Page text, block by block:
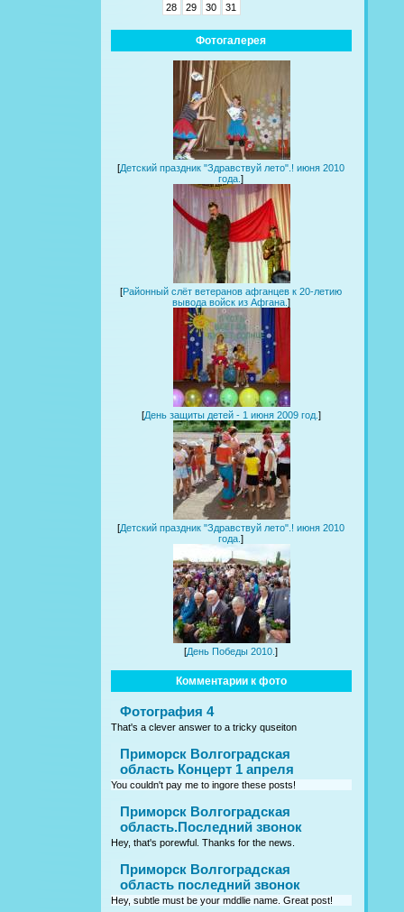
28
29 30 31
Фотогалерея
[Детский праздник "Здравствуй лето".! июня 2010
года.]
[Районный слёт ветеранов афганцев к 20-летию
вывода войск из Афгана. ]
[День защиты детей - 1 июня 2009 год. ]
[Детский праздник "Здравствуй лето".! июня 2010
года.]
[День Победы 2010.]
Комментарии к фото
Фотография 4
That's a clever answer to a tricky quseiton
Приморск Волгоградская
область Концерт 1 апреля
You couldn't pay me to ingore these posts!
Приморск Волгоградская
область.Последний звонок
Hey, that's porewful. Thanks for the news.
Приморск Волгоградская
область последний звонок
Hey, subtle must be your mddlie name. Great post!